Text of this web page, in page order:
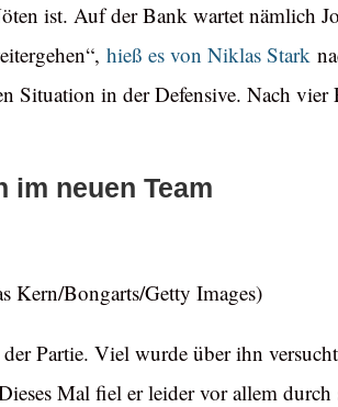
ist. Auf der Bank wartet nämlich
hieß es von Niklas Stark
Situation in der Defensive. Nach
im neuen Team
Kern/Bongarts/Getty Images)
Partie. Viel wurde über ihn
Mal fiel er leider vor allem